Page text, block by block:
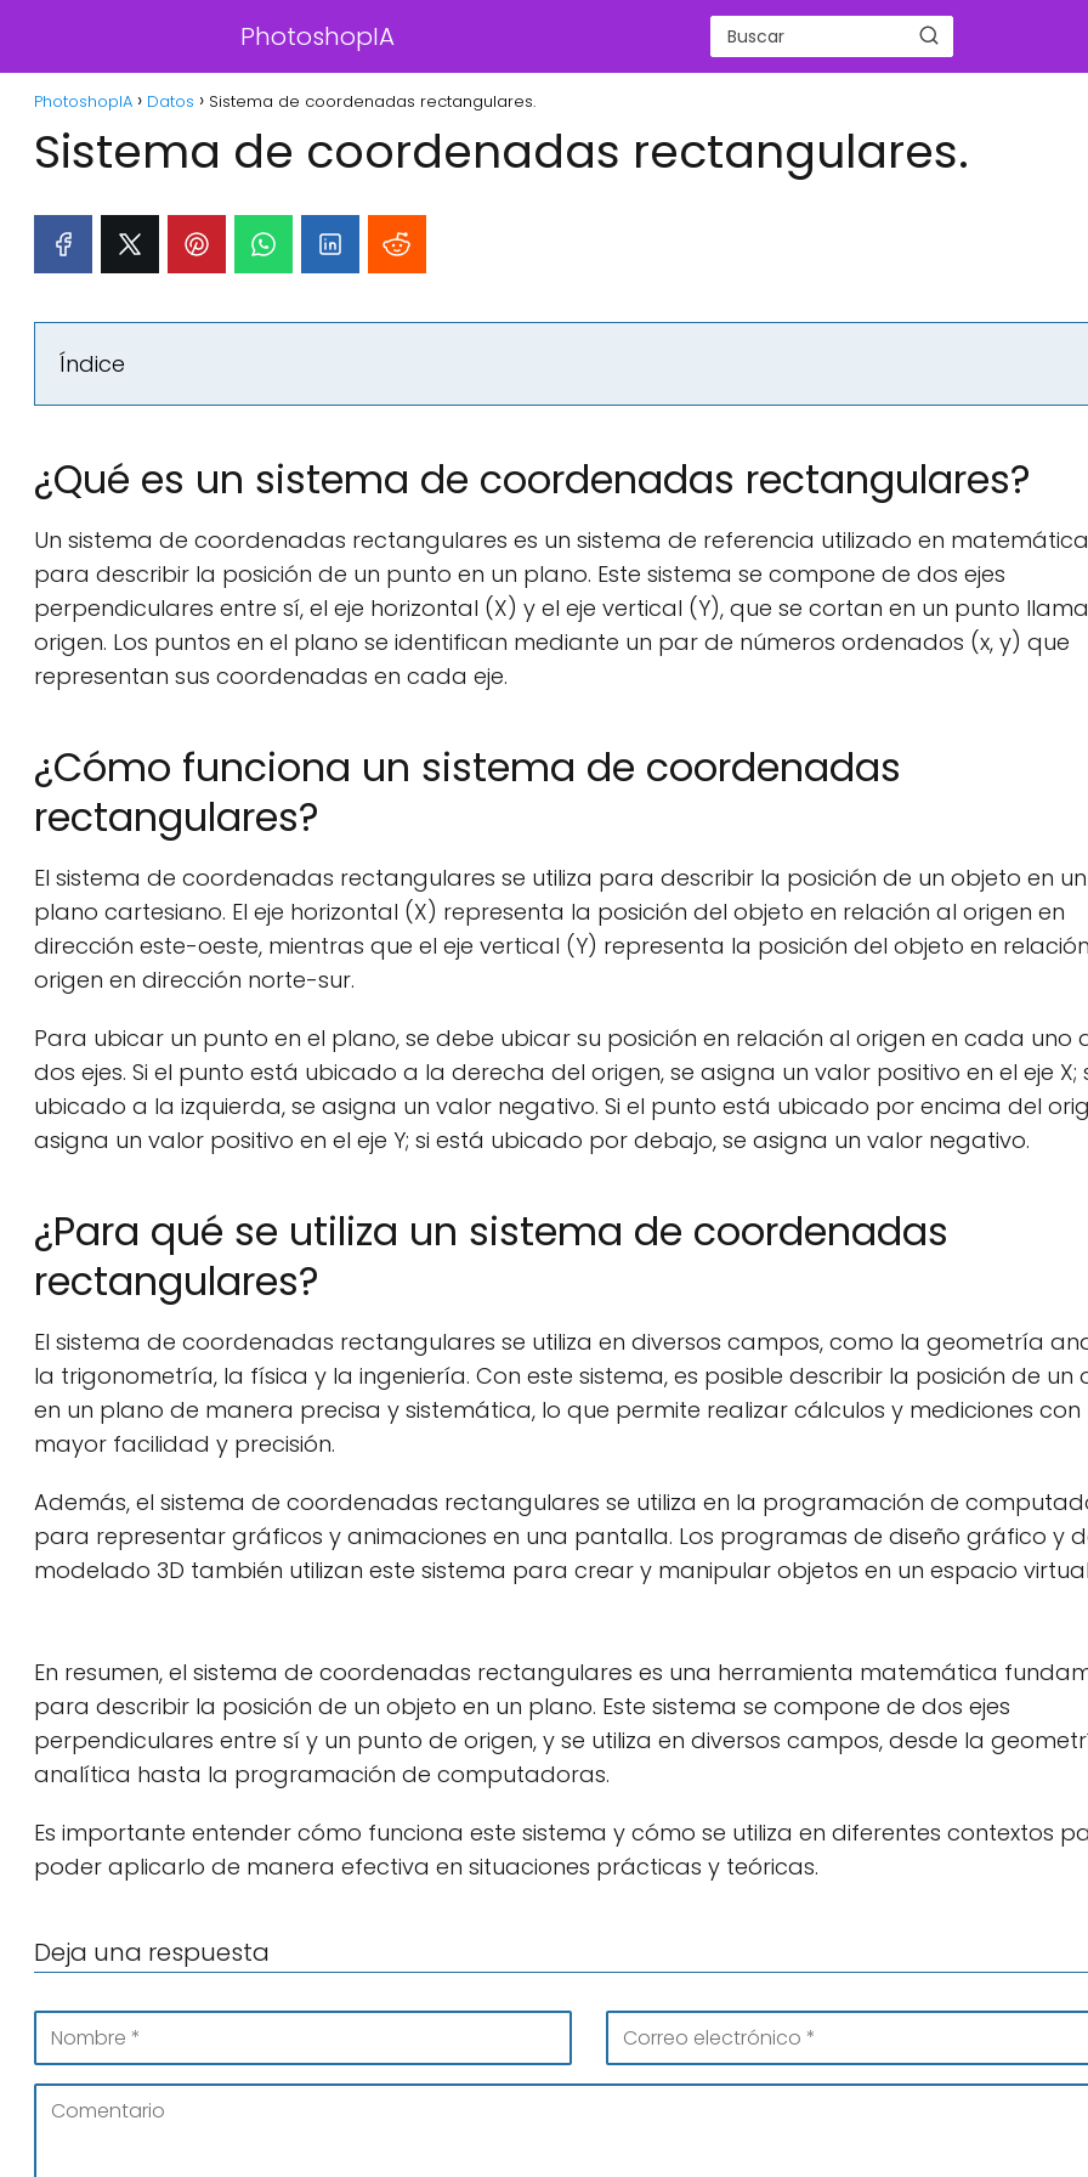
PhotoshopIA
PhotoshopIA Datos Sistema de coordenadas rectangulares.
Sistema de coordenadas rectangulares.
Índice
¿Qué es un sistema de coordenadas rectangulares?
Un sistema de coordenadas rectangulares es un sistema de referencia utilizado en
para describir la posición de un punto en un plano. Este sistema se compone de dos ejes
perpendiculares entre sí, el eje horizontal (X) y el eje vertical (Y), que se cortan en un punto
origen. Los puntos en el plano se identifican mediante un par de números ordenados (x, y) que
representan sus coordenadas en cada eje.
¿Cómo funciona un sistema de coordenadas
rectangulares?
El sistema de coordenadas rectangulares se utiliza para describir la posición de un objeto en un
plano cartesiano. El eje horizontal (X) representa la posición del objeto en relación al origen en
dirección este-oeste, mientras que el eje vertical (Y) representa la posición del objeto en
origen en dirección norte-sur.
Para ubicar un punto en el plano, se debe ubicar su posición en relación al origen en cada uno
dos ejes. Si el punto está ubicado a la derecha del origen, se asigna un valor positivo en el eje X;
ubicado a la izquierda, se asigna un valor negativo. Si el punto está ubicado por encima del
asigna un valor positivo en el eje Y; si está ubicado por debajo, se asigna un valor negativo.
¿Para qué se utiliza un sistema de coordenadas
rectangulares?
El sistema de coordenadas rectangulares se utiliza en diversos campos, como la geometría
la trigonometría, la física y la ingeniería. Con este sistema, es posible describir la posición de un
en un plano de manera precisa y sistemática, lo que permite realizar cálculos y mediciones con
mayor facilidad y precisión.
Además, el sistema de coordenadas rectangulares se utiliza en la programación de
para representar gráficos y animaciones en una pantalla. Los programas de diseño gráfico y
modelado 3D también utilizan este sistema para crear y manipular objetos en un espacio
En resumen, el sistema de coordenadas rectangulares es una herramienta matemática
para describir la posición de un objeto en un plano. Este sistema se compone de dos ejes
perpendiculares entre sí y un punto de origen, y se utiliza en diversos campos, desde la
analítica hasta la programación de computadoras.
Es importante entender cómo funciona este sistema y cómo se utiliza en diferentes contextos
poder aplicarlo de manera efectiva en situaciones prácticas y teóricas.
Deja una respuesta